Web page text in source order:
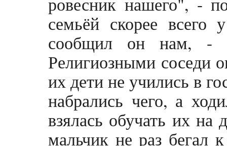
семьёй скорее всего
сообщил он нам, -
Религиозными соседи
их дети не учились в
набрались чего, а
взялась обучать их
мальчик не раз бегал